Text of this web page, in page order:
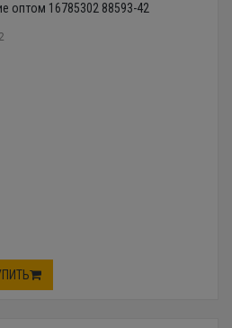
оптом 16785302 88593-42